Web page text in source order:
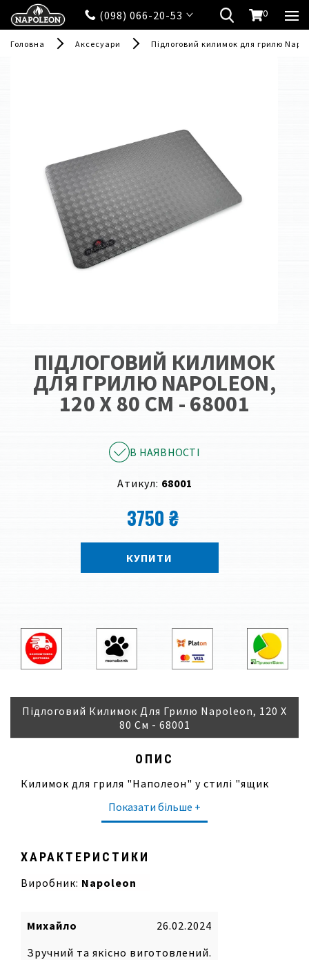
(098) 066-20-53 0
Головна Аксесуари Підлоговий килимок для грилю
ПІДЛОГОВИЙ КИЛИМОК
ДЛЯ ГРИЛЮ NAPOLEON,
120 Х 80 СМ - 68001
В НАЯВНОСТІ
Атикул: 68001
3750 ₴
КУПИТИ
Підлоговий Килимок Для Грилю Napoleon, 120 Х
80 См - 68001
ОПИС
Килимок для гриля "Наполеон" у стилі "ящик
Килимок товщиною 3,5 мм захищає підлогу від
бризок жиру та плям маринаду. Він
тому може витримувати вищі температури.
розміри: близько 120 х 80 см
підходить для: Napoeloen Prestige PRO 500
Показати більше +
ХАРАКТЕРИСТИКИ
Виробник: Napoleon
Михайло
26.02.2024
Зручний та якісно виготовлений.